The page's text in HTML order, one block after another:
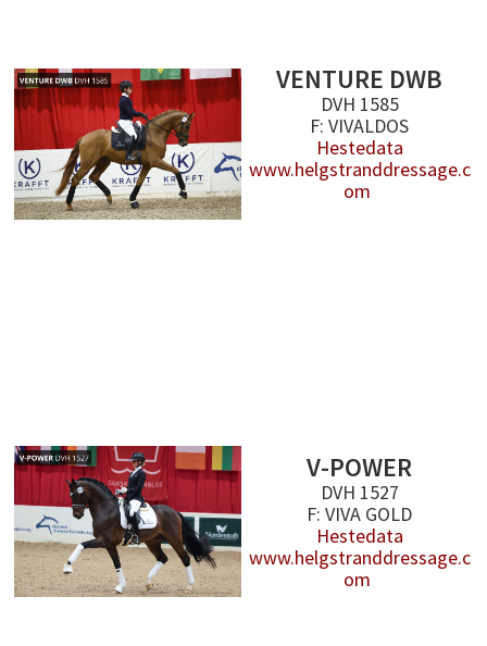
VENTURE DWB
DVH 1585
F: VIVALDOS
Hestedata
www.helgstranddressage.c
om
V-POWER
DVH 1527
F: VIVA GOLD
Hestedata
www.helgstranddressage.c
om